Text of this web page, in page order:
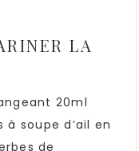
LA
20ml
à soupe d’ail en
de